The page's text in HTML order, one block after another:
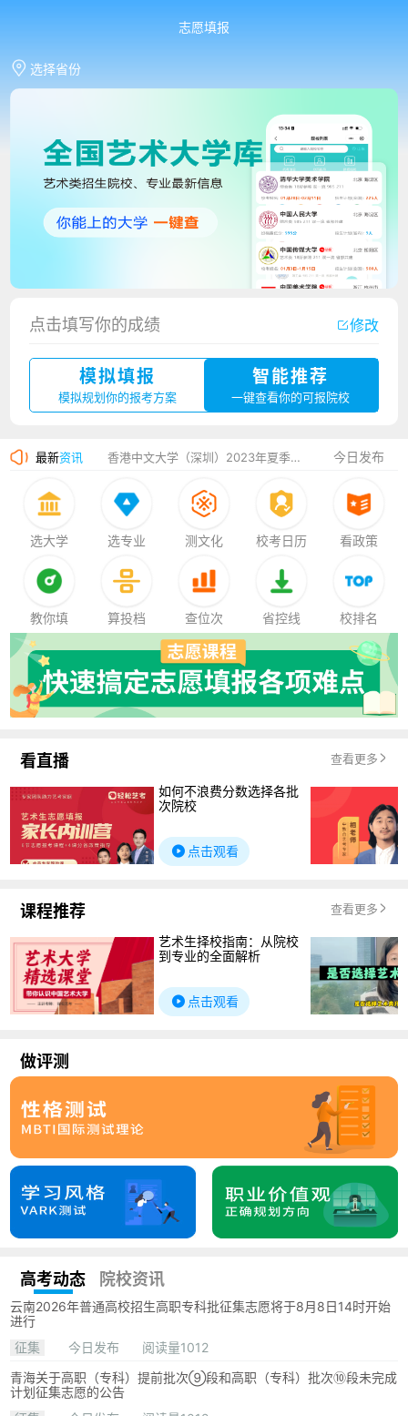
志愿填报
选择省份
点击填写你的成绩 修改
模拟填报
模拟规划你的报考方案
智能推荐
一键查看你的可报院校
最新资讯
广州华立科技职业学院2023年夏季高考招生简章
香港中文大学（深圳）2023年夏季高考招生简章
厦门大学嘉庚学院2023年艺术类招生简章
今日发布
选大学 选专业 测文化 校考日历 看政策
教你填 算投档 查位次 省控线 校排名
看直播 查看更多
如何不浪费分数选择各批
次院校
点击观看
课程推荐 查看更多
艺术生择校指南：从院校
到专业的全面解析
点击观看
做评测
高考动态 院校资讯
云南2026年普通高校招生高职专科批征集志愿将于8月8日14时开始
进行
征集
今日发布
阅读量1012
青海关于高职（专科）提前批次⑨段和高职（专科）批次⑩段未完成
计划征集志愿的公告